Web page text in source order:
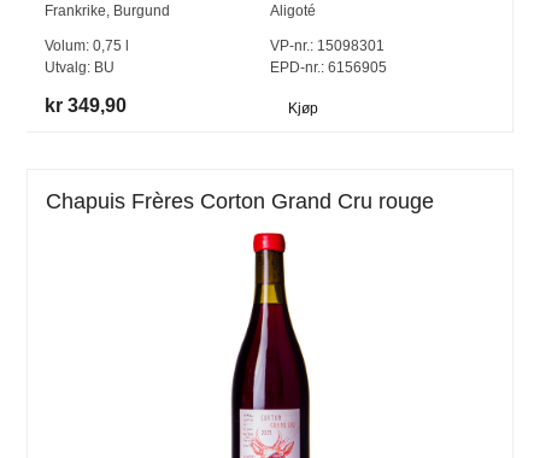
Frankrike Burgund Aligoté
Volum:0,75 l
Utvalg: BU
VP-nr.:15098301
EPD-nr.: 6156905
kr 349,90 Kjøp
Chapuis Frères Corton Grand Cru rouge